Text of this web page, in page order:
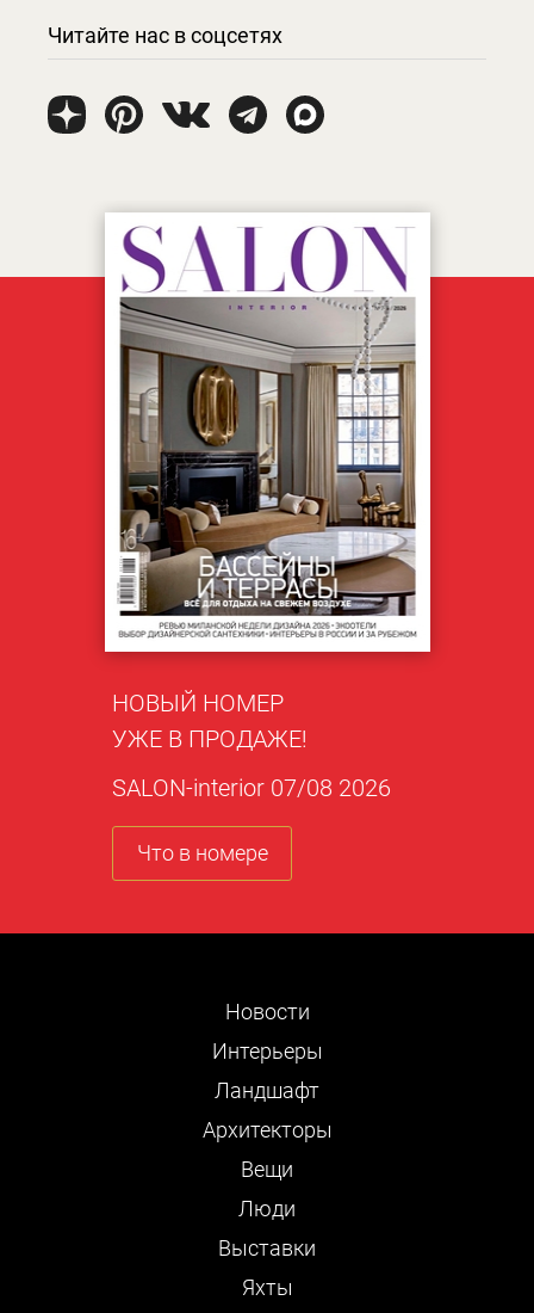
Читайте нас в соцсетях
НОВЫЙ НОМЕР
УЖЕ В ПРОДАЖЕ!
SALON-interior 07/08 2026
Что в номере
Новости
Интерьеры
Ландшафт
Архитекторы
Вещи
Люди
Выставки
Яхты